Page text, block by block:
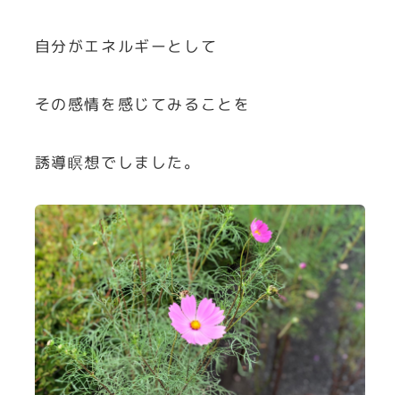
自分がエネルギーとして
その感情を感じてみることを
誘導瞑想でしました。